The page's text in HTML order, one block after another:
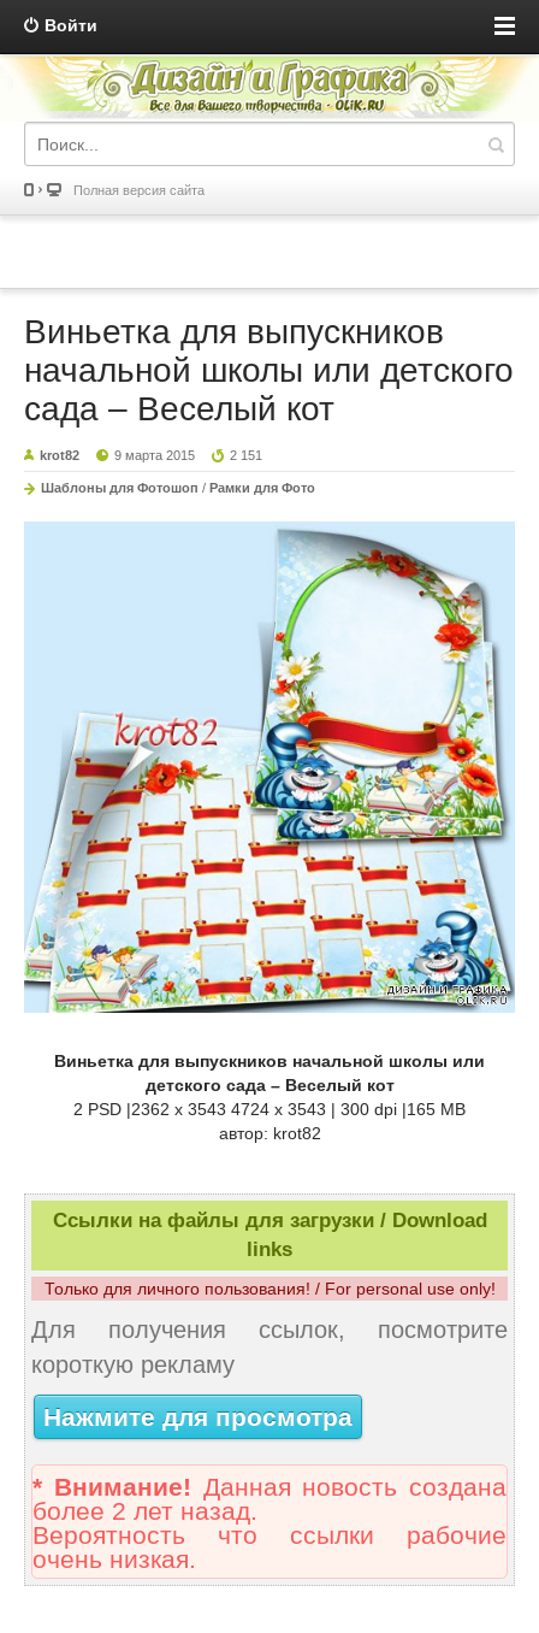
Войти
Полная версия сайта
Виньетка для выпускников
начальной школы или детского
сада – Веселый кот
krot82 9 марта 2015 2 151
Шаблоны для Фотошоп / Рамки для Фото
Виньетка для выпускников начальной школы или
детского сада – Веселый кот
2 PSD |2362 x 3543 4724 x 3543 | 300 dpi |165 MB
автор: krot82
Ссылки на файлы для загрузки / Download
links
Только для личного пользования! / For personal use only!
Для получения ссылок, посмотрите
короткую рекламу
Нажмите для просмотра
* Внимание! Данная новость создана
более 2 лет назад.
Вероятность что ссылки рабочие
очень низкая.